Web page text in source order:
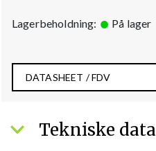
Lagerbeholdning: På lager
DATASHEET / FDV
Tekniske data